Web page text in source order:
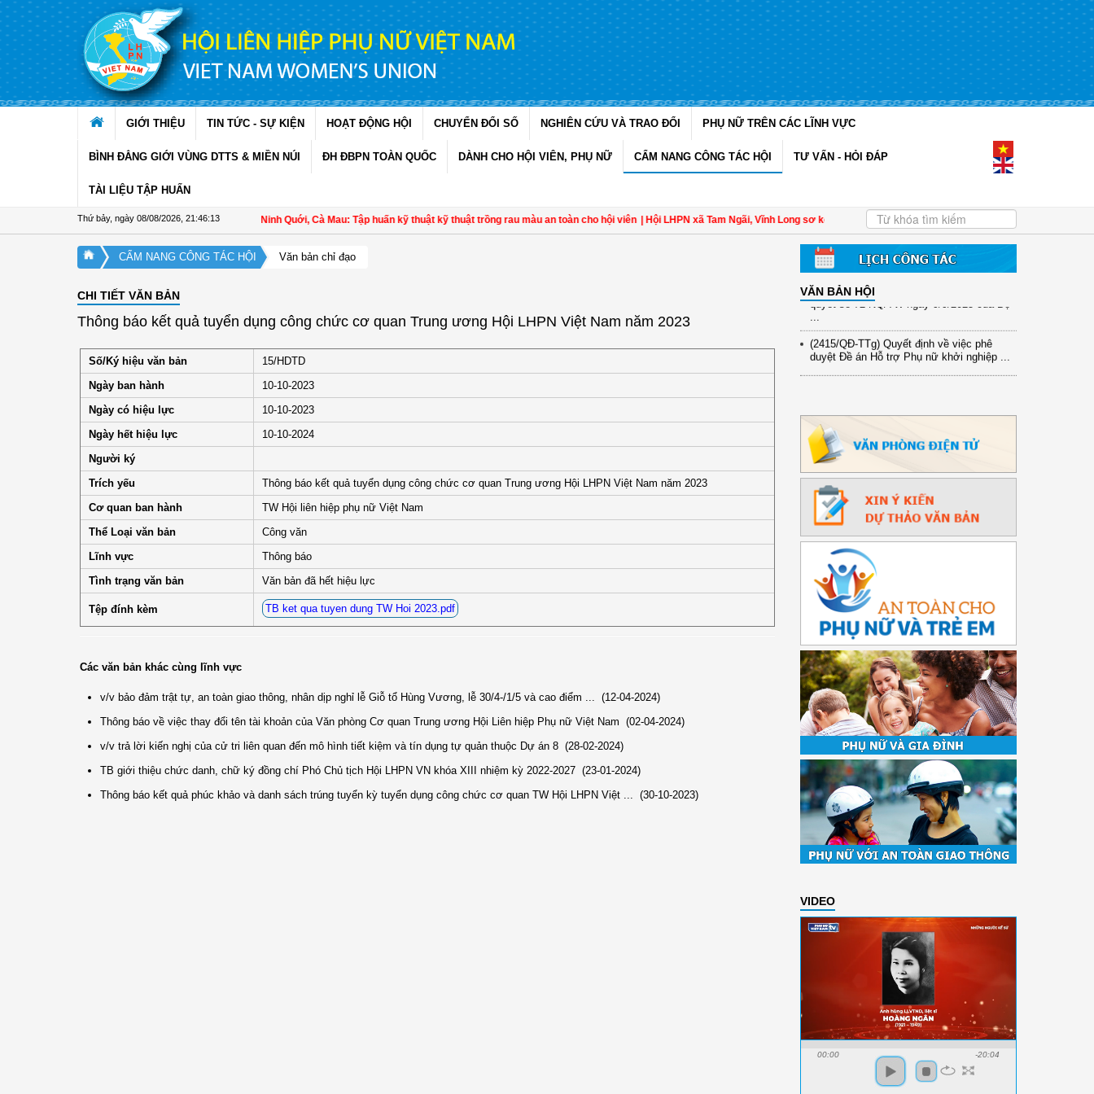
Truy cập nội dung luôn
GIỚI THIỆU TIN TỨC - SỰ KIỆN HOẠT ĐỘNG HỘI CHUYỂN ĐỔI SỐ NGHIÊN CỨU VÀ TRAO ĐỔI PHỤ NỮ TRÊN CÁC LĨNH VỰC
BÌNH ĐẲNG GIỚI VÙNG DTTS & MIỀN NÚI ĐH ĐBPN TOÀN QUỐC DÀNH CHO HỘI VIÊN, PHỤ NỮ CẨM NANG CÔNG TÁC HỘI TƯ VẤN - HỎI ĐÁP
TÀI LIỆU TẬP HUẤN
Thứ bảy, ngày 08/08/2026 21:46:14
Hội LHPN xã Ninh Quới, Cà Mau: Tập huấn kỹ thuật kỹ thuật trồng rau màu an toàn cho hội viên | Hội LHPN xã Tam Ngãi, Vĩnh Long sơ kết công tác Hội và phong trào phụ nữ 6 tháng đầu năm 2026
CẨM NANG CÔNG TÁC HỘI Văn bản chỉ đạo
CHI TIẾT VĂN BẢN
Thông báo kết quả tuyển dụng công chức cơ quan Trung ương Hội LHPN Việt Nam năm 2023
Số/Ký hiệu văn bản
15/HDTD
Ngày ban hành
10-10-2023
Ngày có hiệu lực
10-10-2023
Ngày hết hiệu lực
10-10-2024
Người ký
Trích yếu
Thông báo kết quả tuyển dụng công chức cơ quan Trung ương Hội LHPN Việt Nam năm 2023
Cơ quan ban hành
TW Hội liên hiệp phụ nữ Việt Nam
Thể Loại văn bản
Công văn
Lĩnh vực
Thông báo
Tình trạng văn bản
Văn bản đã hết hiệu lực
Tệp đính kèm TB ket qua tuyen dung TW Hoi 2023.pdf
Các văn bản khác cùng lĩnh vực
v/v bảo đảm trật tự, an toàn giao thông, nhân dịp nghỉ lễ Giỗ tổ Hùng Vương, lễ 30/4-/1/5 và cao điểm ...
(12-04-2024)
Thông báo về việc thay đổi tên tài khoản của Văn phòng Cơ quan Trung ương Hội Liên hiệp Phụ nữ Việt Nam (02-04-2024)
v/v trả lời kiến nghị của cử tri liên quan đến mô hình tiết kiệm và tín dụng tự quản thuộc Dự án 8 (28-02-2024)
TB giới thiệu chức danh, chữ ký đồng chí Phó Chủ tịch Hội LHPN VN khóa XIII nhiệm kỳ 2022-2027 (23-01-2024)
Thông báo kết quả phúc khảo và danh sách trúng tuyển kỳ tuyển dụng công chức cơ quan TW Hội LHPN Việt ...
(30-10-2023)
VĂN BẢN HỘI
(12/TB-HĐKH) V/v đăng ký, đề xuất nhiệm
(417/QĐ-BNNMT) Quyết định phê duyệt
Chương trình mục tiêu quốc gia xây dựng
...
(891/KH-ĐCT) Kế hoạch thực hiện Nghị
quyết số 72-NQ/TW ngày 9/9/2025 của Bộ
...
(2415/QĐ-TTg) Quyết định về việc phê
duyệt Đề án Hỗ trợ Phụ nữ khởi nghiệp ...
VIDEO
00:00 -20:04